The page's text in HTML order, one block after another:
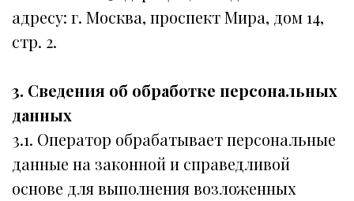
адресу: г. Москва, проспект Мира, дом 14,
стр. 2.
3. Сведения об обработке персональных
данных
3.1. Оператор обрабатывает персональные
данные на законной и справедливой
основе для выполнения возложенных